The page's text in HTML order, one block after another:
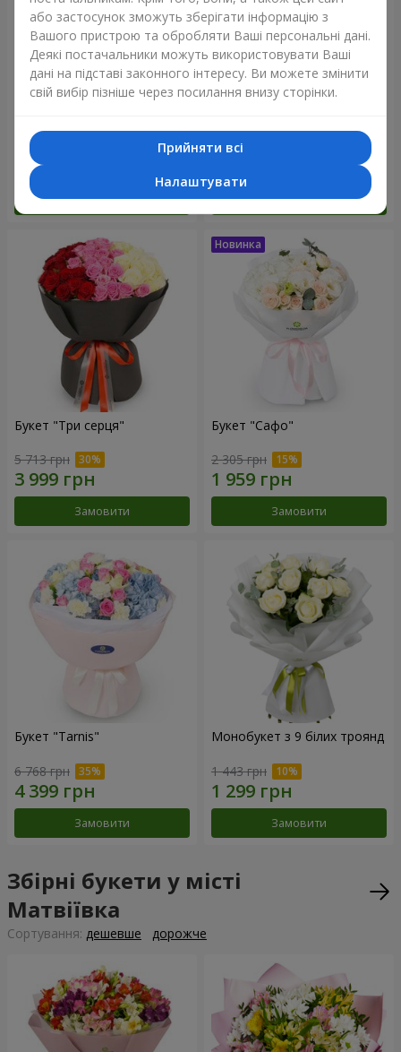
2 612 грн
Замовити
5 856 грн
Замовити
Букет "Три серця"
5 713 грн
Замовити
Букет "Сафо"
2 305 грн
Замовити
Букет "Tarnis"
6 768 грн
Замовити
Монобукет з 9 білих троянд
1 443 грн
Замовити
Збірні букети у місті
Матвіївка
Сортування: дешевше дорожче
або застосунок зможуть зберігати інформацію з
Вашого пристрою та обробляти Ваші персональні дані.
Деякі постачальники можуть використовувати Ваші
дані на підставі законного інтересу. Ви можете змінити
свій вибір пізніше через посилання внизу сторінки.
Прийняти всі
Налаштувати